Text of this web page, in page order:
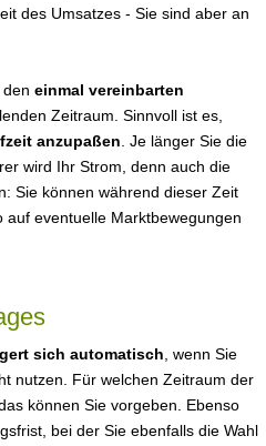
des Umsatzes - Sie sind aber an
einmal vereinbarten
Zeitraum. Sinnvoll ist es,
anzupaßen . Je länger Sie die
wird Ihr Strom, denn auch die
Sie können während dieser Zeit
eventuelle Marktbewegungen
sich automatisch , wenn Sie
nutzen. Für welchen Zeitraum der
können Sie vorgeben. Ebenso
bei der Sie ebenfalls die Wahl